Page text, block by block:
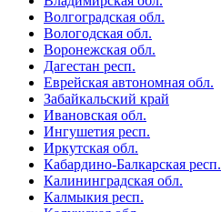
Волгоградская обл.
Вологодская обл.
Воронежская обл.
Дагестан респ.
Еврейская автономная обл.
Забайкальский край
Ивановская обл.
Ингушетия респ.
Иркутская обл.
Кабардино-Балкарская респ.
Калининградская обл.
Калмыкия респ.